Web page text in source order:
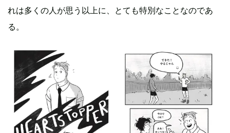
れは多くの人が思う以上に、とても特別なことなのであ
る。